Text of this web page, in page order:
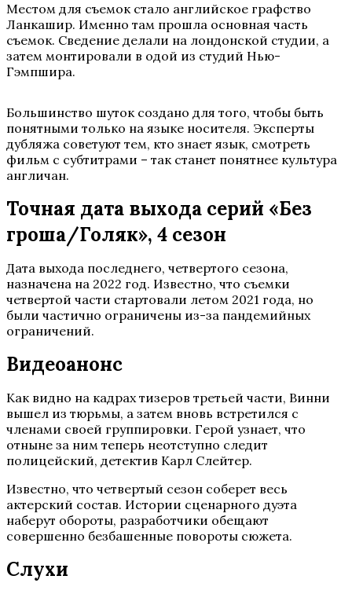
Местом для съемок стало английское графство
Ланкашир. Именно там прошла основная часть
съемок. Сведение делали на лондонской студии, а
затем монтировали в одой из студий Нью-
Гэмпшира.
Большинство шуток создано для того, чтобы быть
понятными только на языке носителя. Эксперты
дубляжа советуют тем, кто знает язык, смотреть
фильм с субтитрами – так станет понятнее культура
англичан.
Точная дата выхода серий «Без
гроша/Голяк», 4 сезон
Дата выхода последнего, четвертого сезона,
назначена на 2022 год. Известно, что съемки
четвертой части стартовали летом 2021 года, но
были частично ограничены из-за пандемийных
ограничений.
Видеоанонс
Как видно на кадрах тизеров третьей части, Винни
вышел из тюрьмы, а затем вновь встретился с
членами своей группировки. Герой узнает, что
отныне за ним теперь неотступно следит
полицейский, детектив Карл Слейтер.
Известно, что четвертый сезон соберет весь
актерский состав. Истории сценарного дуэта
наберут обороты, разработчики обещают
совершенно безбашенные повороты сюжета.
Слухи